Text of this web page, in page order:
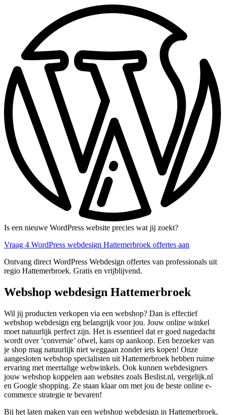
Is een nieuwe WordPress website precies wat jij zoekt?
Vraag 4 WordPress webdesign Hattemerbroek offertes aan
Ontvang direct WordPress Webdesign offertes van professionals uit
regio Hattemerbroek. Gratis en vrijblijvend.
Webshop webdesign Hattemerbroek
Wil jij producten verkopen via een webshop? Dan is effectief
webshop webdesign erg belangrijk voor jou. Jouw online winkel
moet natuurlijk perfect zijn. Het is essentieel dat er goed nagedacht
wordt over ‘conversie’ ofwel, kans op aankoop. Een bezoeker van
je shop mag natuurlijk niet weggaan zonder iets kopen! Onze
aangesloten webshop specialisten uit Hattemerbroek hebben ruime
ervaring met meertalige webwinkels. Ook kunnen webdesigners
jouw webshop koppelen aan websites zoals Beslist.nl, vergelijk.nl
en Google shopping. Ze staan klaar om met jou de beste online e-
commerce strategie te bevaren!
Bij het laten maken van een webshop webdesign in Hattemerbroek,